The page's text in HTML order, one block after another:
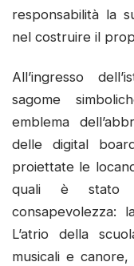
responsabilità la
nel costruire il
All’ingresso
sagome
emblema
delle digital
proiettate le
quali è stato
consapevolezza:
L’atrio della
musicali e